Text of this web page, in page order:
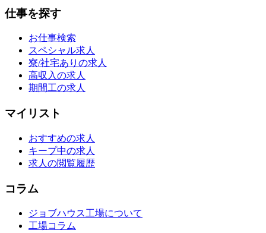
仕事を探す
お仕事検索
スペシャル求人
寮/社宅ありの求人
高収入の求人
期間工の求人
マイリスト
おすすめの求人
キープ中の求人
求人の閲覧履歴
コラム
ジョブハウス工場について
工場コラム